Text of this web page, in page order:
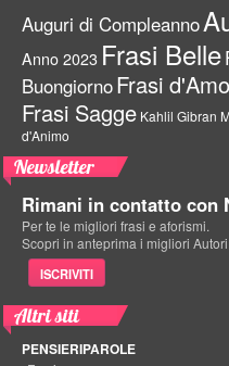
Auguri di Compleanno
Anno 2023 Frasi Belle
BuongiornoFrasi
Frasi Sagge Kahlil Gibran
d'Animo
Newsletter
Rimani in contatto con
Per te le migliori frasi e aforismi.
Scopri in anteprima i migliori
ISCRIVITI
Altri siti
PENSIERIPAROLE